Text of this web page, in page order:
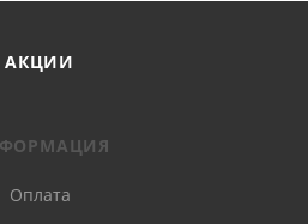
АКЦИИ
Оплата